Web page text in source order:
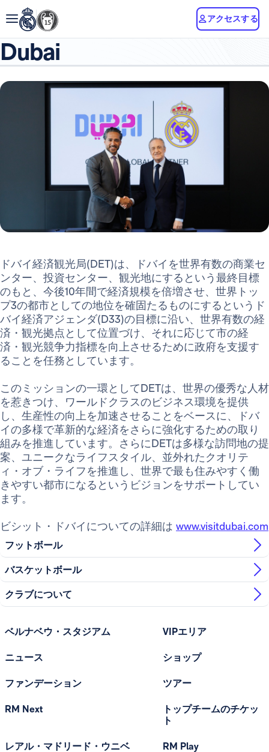
アクセスする
Dubai
ドバイ経済観光局(DET)は、ドバイを世界有数の商業セ
ンター、投資センター、観光地にするという最終目標
のもと、今後10年間で経済規模を倍増させ、世界トッ
プ3の都市としての地位を確固たるものにするというド
バイ経済アジェンダ(D33)の目標に沿い、世界有数の経
済・観光拠点として位置づけ、それに応じて市の経
済・観光競争力指標を向上させるために政府を支援す
ることを任務としています。
このミッションの一環としてDETは、世界の優秀な人材
を惹きつけ、ワールドクラスのビジネス環境を提供
し、生産性の向上を加速させることをベースに、ドバ
イの多様で革新的な経済をさらに強化するための取り
組みを推進しています。さらにDETは多様な訪問地の提
案、ユニークなライフスタイル、並外れたクオリテ
ィ・オブ・ライフを推進し、世界で最も住みやすく働
きやすい都市になるというビジョンをサポートしてい
ます。
ビシット・ドバイについての詳細は www.visitdubai.com
フットボール
バスケットボール
クラブについて
ベルナベウ・スタジアム
ニュース
ファンデーション
RM Next
レアル・マドリード・ウニベ
VIPエリア
ショップ
ツアー
トップチームのチケッ
ト
RM Play